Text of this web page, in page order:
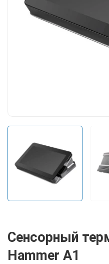
Сенсорный
Hammer A1